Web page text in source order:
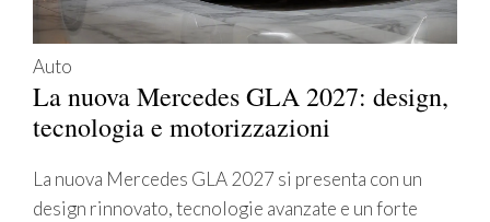
Auto
La nuova Mercedes GLA 2027: design,
tecnologia e motorizzazioni
La nuova Mercedes GLA 2027 si presenta con un
design rinnovato, tecnologie avanzate e un forte